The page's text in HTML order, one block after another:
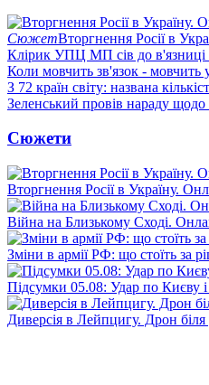
СюжетВторгнення Росії в
Клірик УПЦ МП сів до в'язниці
Коли мовчить зв'язок - мовчить
З 72 країн світу: названа
Зеленський провів нараду щодо
Сюжети
Вторгнення Росії в Україну.
Війна на Близькому Сході.
Зміни в армії РФ: що стоїть за
Підсумки 05.08: Удар по Києву і
Диверсія в Лейпцигу. Дрон біля